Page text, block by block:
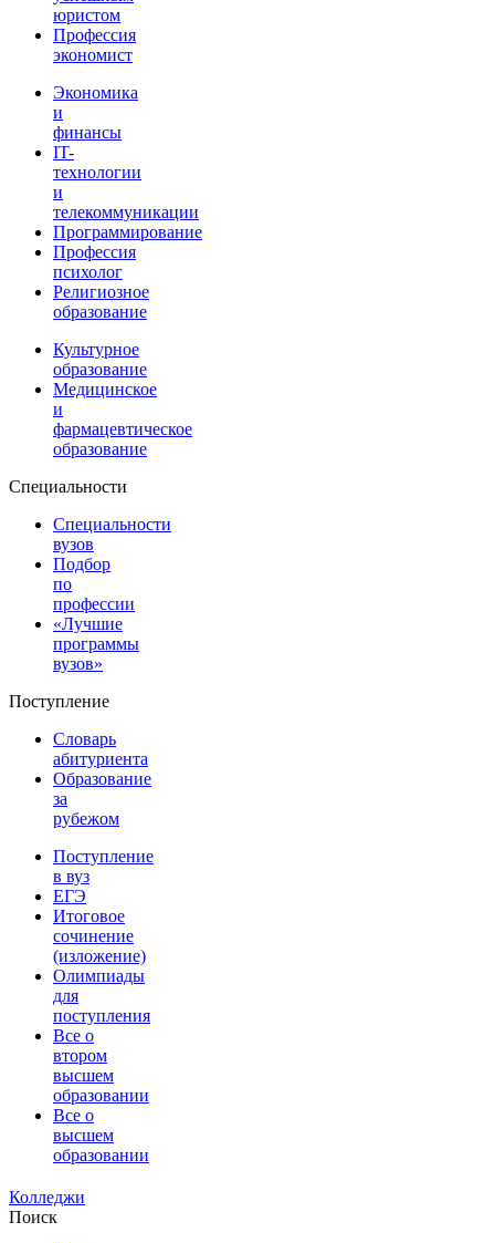
юристом
Профессия
экономист
Экономика
и
финансы
IT-
технологии
и
телекоммуникации
Программирование
Профессия
психолог
Религиозное
образование
Культурное
образование
Медицинское
и
фармацевтическое
образование
Специальности
Специальности
вузов
Подбор
по
профессии
«Лучшие
программы
вузов»
Поступление
Словарь
абитуриента
Образование
за
рубежом
Поступление
в вуз
ЕГЭ
Итоговое
сочинение
(изложение)
Олимпиады
для
поступления
Все о
втором
высшем
образовании
Все о
высшем
образовании
Колледжи
Поиск